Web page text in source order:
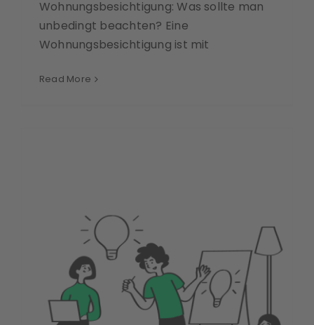
Wohnungsbesichtigung: Was sollte man
unbedingt beachten? Eine
Wohnungsbesichtigung ist mit
Read More